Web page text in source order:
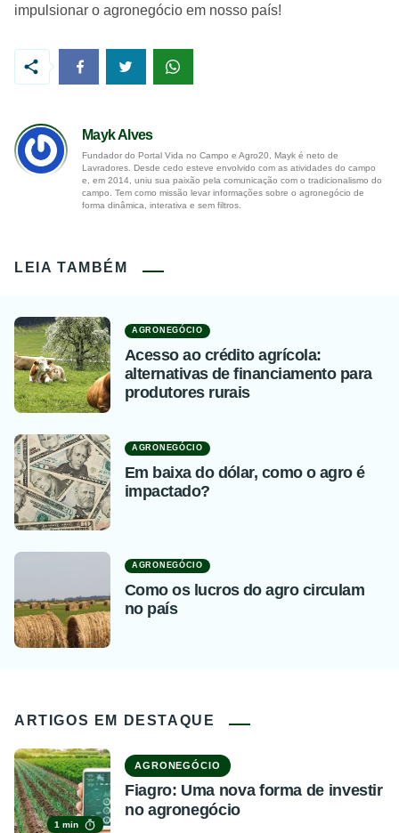
impulsionar o agronegócio em nosso país!
Mayk Alves
Fundador do Portal Vida no Campo e Agro20, Mayk é neto de
Lavradores. Desde cedo esteve envolvido com as atividades do campo
e, em 2014, uniu sua paixão pela comunicação com o tradicionalismo do
campo. Tem como missão levar informações sobre o agronegócio de
forma dinâmica, interativa e sem filtros.
LEIA TAMBÉM
AGRONEGÓCIO
Acesso ao crédito agrícola:
alternativas de financiamento para
produtores rurais
AGRONEGÓCIO
Em baixa do dólar, como o agro é
impactado?
AGRONEGÓCIO
Como os lucros do agro circulam
no país
ARTIGOS EM DESTAQUE
1 min
AGRONEGÓCIO
Fiagro: Uma nova forma de investir
no agronegócio